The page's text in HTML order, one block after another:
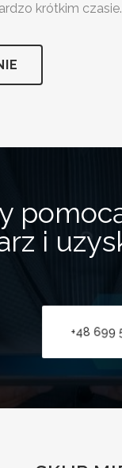
krótkim czasie.
i
+48 699